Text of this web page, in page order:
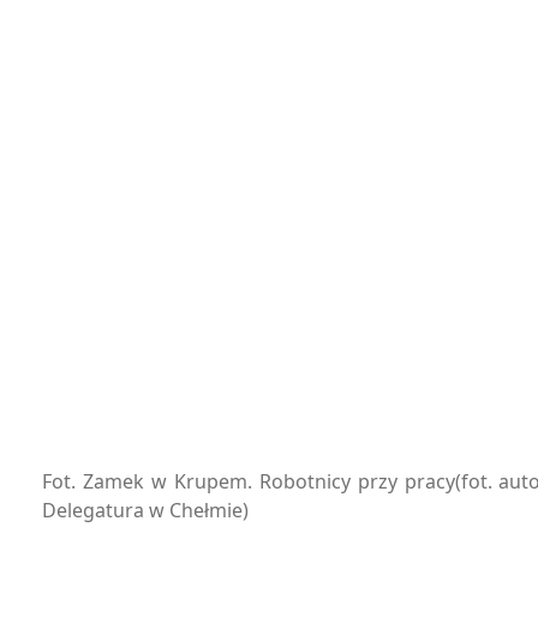
Fot. Zamek w Krupem. Robotnicy przy pracy(fot.
Delegatura w Chełmie)